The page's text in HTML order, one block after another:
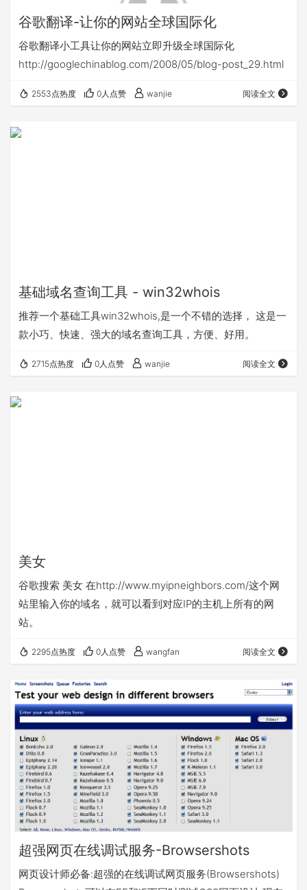
谷歌翻译-让你的网站全球国际化
谷歌翻译小工具让你的网站立即升级全球国际化
http://googlechinablog.com/2008/05/blog-post_29.html
2553点热度 0人点赞 wanjie 阅读全文
基础域名查询工具 - win32whois
推荐一个基础工具win32whois,是一个不错的选择， 这是一
款小巧、快速、强大的域名查询工具，方便、好用。
2715点热度 0人点赞 wanjie 阅读全文
美女
谷歌搜索 美女 在http://www.myipneighbors.com/这个网
站里输入你的域名，就可以看到对应IP的主机上所有的网
站。
2295点热度 0人点赞 wangfan 阅读全文
超强网页在线调试服务-Browsershots
网页设计师必备:超强的在线调试网页服务(Browsershots)